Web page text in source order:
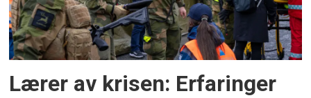
Lærer av krisen: Erfaringer